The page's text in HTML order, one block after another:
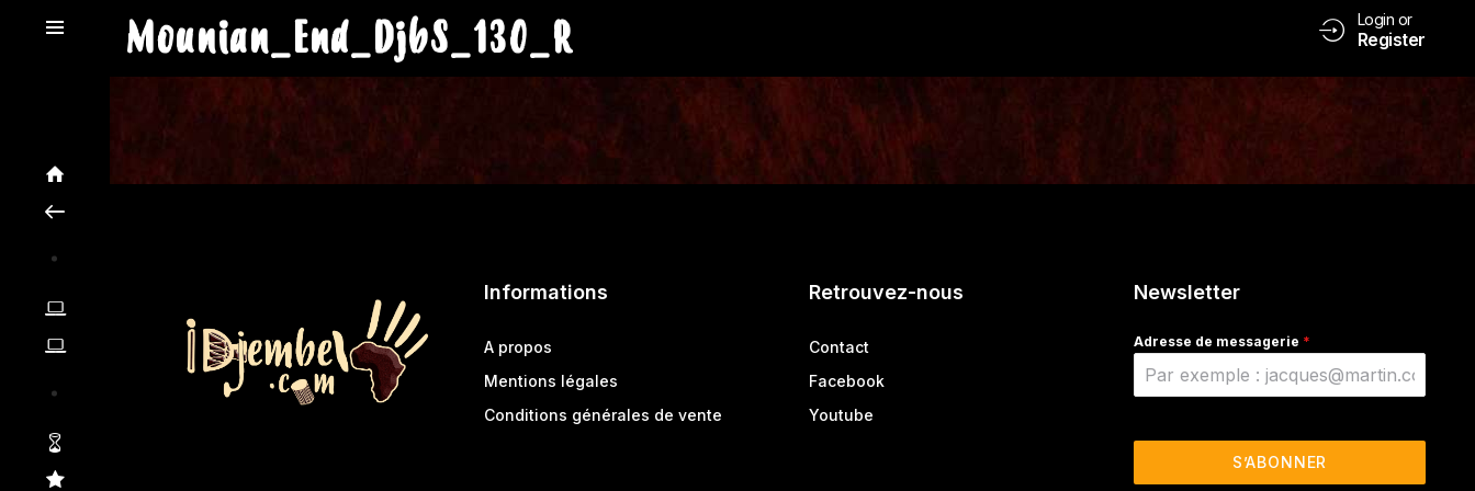
Mounian_End_DjbS_130_R Login or
Register
Informations
A propos
Mentions légales
Conditions générales de vente
Retrouvez-nous
Contact
Facebook
Youtube
Newsletter
Adresse de messagerie *
S’ABONNER